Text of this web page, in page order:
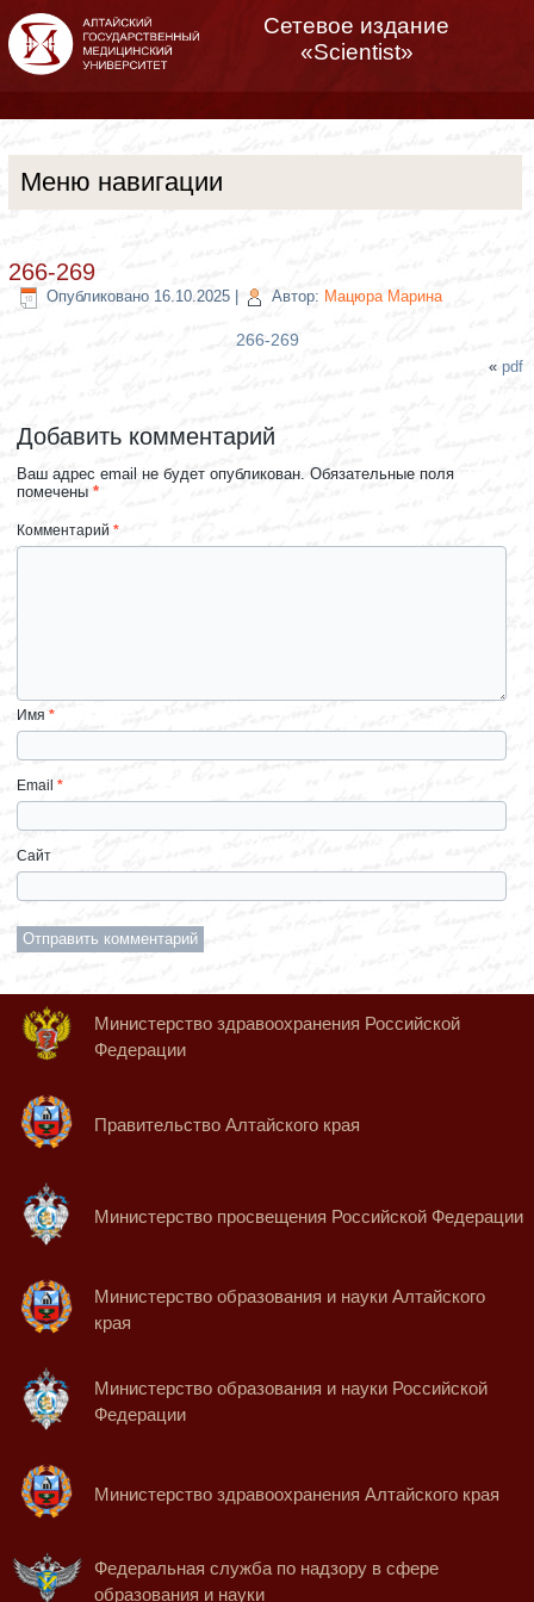
Сетевое издание
«Scientist»
Меню навигации
266-269
Опубликовано 16.10.2025 Автор: Мацюра Марина
266-269
«pdf
Добавить комментарий
Ваш адрес email не будет опубликован. Обязательные поля
помечены*
Комментарий*
Имя*
Email*
Сайт
Министерство здравоохранения Российской
Федерации
Правительство Алтайского края
Министерство просвещения Российской Федерации
Министерство образования и науки Алтайского
края
Министерство образования и науки Российской
Федерации
Министерство здравоохранения Алтайского края
Федеральная служба по надзору в сфере
образования и науки